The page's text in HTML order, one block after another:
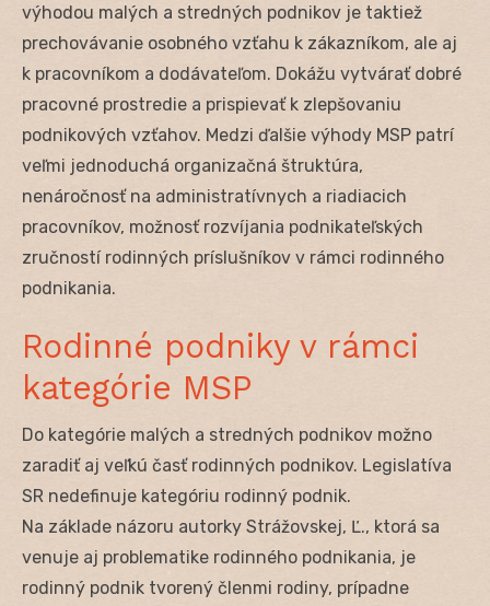
výhodou malých a stredných podnikov je taktiež
prechovávanie osobného vzťahu k zákazníkom, ale aj
k pracovníkom a dodávateľom. Dokážu vytvárať dobré
pracovné prostredie a prispievať k zlepšovaniu
podnikových vzťahov. Medzi ďalšie výhody MSP patrí
veľmi jednoduchá organizačná štruktúra,
nenáročnosť na administratívnych a riadiacich
pracovníkov, možnosť rozvíjania podnikateľských
zručností rodinných príslušníkov v rámci rodinného
podnikania.
Rodinné podniky v rámci
kategórie MSP
Do kategórie malých a stredných podnikov možno
zaradiť aj veľkú časť rodinných podnikov. Legislatíva
SR nedefinuje kategóriu rodinný podnik.
Na základe názoru autorky Strážovskej, Ľ., ktorá sa
venuje aj problematike rodinného podnikania, je
rodinný podnik tvorený členmi rodiny, prípadne